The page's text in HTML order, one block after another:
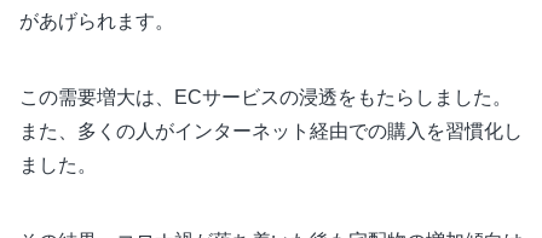
があげられます。
この需要増大は、ECサービスの浸透をもたらしました。
また、多くの人がインターネット経由での購入を習慣化し
ました。